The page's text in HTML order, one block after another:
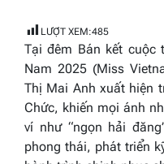
LƯỢT XEM:485
Tại đêm Bán kết cuộc
Nam 2025 (Miss
Thị Mai Anh xuất hiện
Chức, khiến mọi ánh
ví như “ngọn hải
phong thái, phát triển